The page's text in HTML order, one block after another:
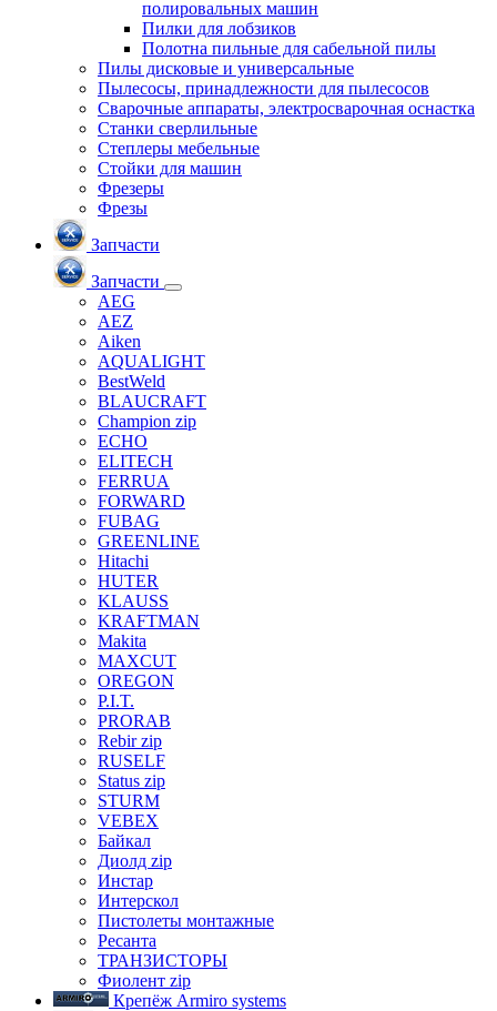
полировальных машин
Пилки для лобзиков
Полотна пильные для сабельной пилы
Пилы дисковые и универсальные
Пылесосы, принадлежности для пылесосов
Сварочные аппараты, электросварочная оснастка
Станки сверлильные
Степлеры мебельные
Стойки для машин
Фрезеры
Фрезы
Запчасти
Запчасти
AEG
AEZ
Aiken
AQUALIGHT
BestWeld
BLAUCRAFT
Champion zip
ECHO
ELITECH
FERRUA
FORWARD
FUBAG
GREENLINE
Hitachi
HUTER
KLAUSS
KRAFTMAN
Makita
MAXCUT
OREGON
P.I.T.
PRORAB
Rebir zip
RUSELF
Status zip
STURM
VEBEX
Байкал
Диолд zip
Инстар
Интерскол
Пистолеты монтажные
Ресанта
ТРАНЗИСТОРЫ
Фиолент zip
Крепёж Armiro systems